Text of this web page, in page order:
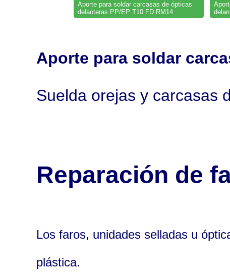
Aporte para soldar carcasas de ópticas
delanteras PP/EP T10 FD RM14
Aporte para soldar
Suelda orejas y carcasas
Reparación de
Los faros, unidades selladas u
plástica.